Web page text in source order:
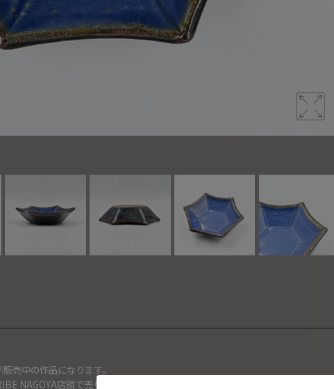
売中の作品になります。
NAGOYA店頭で売り切れた場合は、キャンセルさせて頂きます。